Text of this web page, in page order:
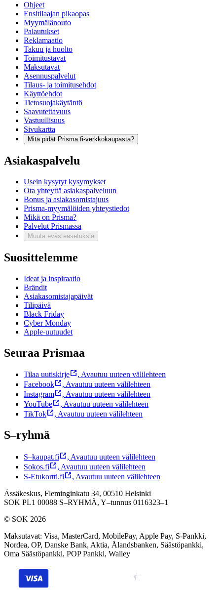
Ohjeet
Ensitilaajan pikaopas
Myymälänouto
Palautukset
Reklamaatio
Takuu ja huolto
Toimitustavat
Maksutavat
Asennuspalvelut
Tilaus- ja toimitusehdot
Käyttöehdot
Tietosuojakäytäntö
Saavutettavuus
Vastuullisuus
Sivukartta
Mitä pidät Prisma.fi-verkkokaupasta?
Asiakaspalvelu
Usein kysytyt kysymykset
Ota yhteyttä asiakaspalveluun
Bonus ja asiakasomistajuus
Prisma-myymälöiden yhteystiedot
Mikä on Prisma?
Palvelut Prismassa
Muuta evästeasetuksia
Suosittelemme
Ideat ja inspiraatio
Brändit
Asiakasomistajapäivät
Tilipäivä
Black Friday
Cyber Monday
Apple-uutuudet
Seuraa Prismaa
Tilaa uutiskirje , Avautuu uuteen välilehteen
Facebook
, Avautuu uuteen välilehteen
Instagram
, Avautuu uuteen välilehteen
YouTube
, Avautuu uuteen välilehteen
TikTok
, Avautuu uuteen välilehteen
S–ryhmä
S–kaupat.fi , Avautuu uuteen välilehteen
Sokos.fi
, Avautuu uuteen välilehteen
S-Etukortti.fi
, Avautuu uuteen välilehteen
Ässäkeskus, Fleminginkatu 34, 00510 Helsinki
SOK PL1 00088 S–RYHMÄ, Y–tunnus 0116323–1
© SOK 2026
Maksutavat: Visa, MasterCard, MobilePay, Apple Pay, S-Pankki,
Nordea, OP, Danske Bank, Aktia, Ålandsbanken, Säästöpankki,
Oma Säästöpankki, POP Pankki, Walley